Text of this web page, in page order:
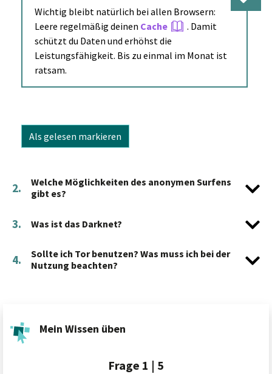
Wichtig bleibt natürlich bei allen Browsern:
Leere regelmäßig deinen Cache
. Damit
schützt du Daten und erhöhst die
Leistungsfähigkeit. Bis zu einmal im Monat ist
ratsam.
Als gelesen markieren
2.
Welche Möglichkeiten des anonymen Surfens
gibt es?
3. Was ist das Darknet?
4.
Sollte ich Tor benutzen? Was muss ich bei der
Nutzung beachten?
Mein Wissen üben
Frage 1 | 5